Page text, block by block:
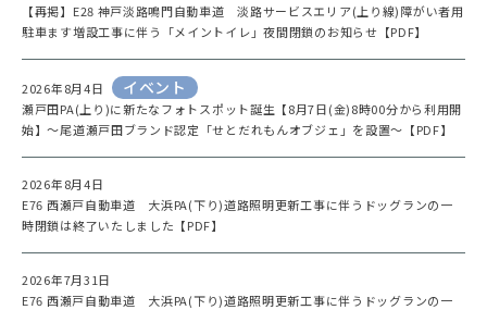
【再掲】E28 神戸淡路鳴門自動車道 淡路サービスエリア(上り線)障がい者用
駐車ます増設工事に伴う「メイントイレ」夜間閉鎖のお知らせ【PDF】
2026年8月4日 イベント
瀬戸田PA(上り)に新たなフォトスポット誕生【8月7日(金)8時00分から利用開
始】～尾道瀬戸田ブランド認定「せとだれもんオブジェ」を設置～【PDF】
2026年8月4日
E76 西瀬戸自動車道 大浜PA(下り)道路照明更新工事に伴うドッグランの一
時閉鎖は終了いたしました【PDF】
2026年7月31日
E76 西瀬戸自動車道 大浜PA(下り)道路照明更新工事に伴うドッグランの一